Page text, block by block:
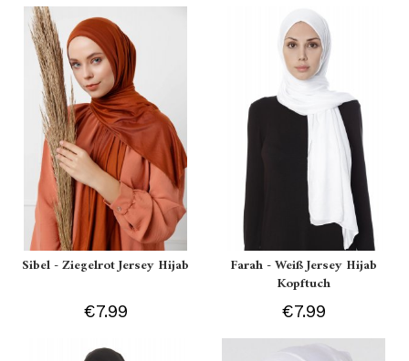
Sibel - Ziegelrot Jersey Hijab
€7.99
Farah - Weiß Jersey Hijab
Kopftuch
€7.99